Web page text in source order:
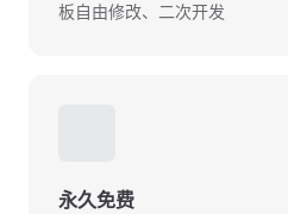
板自由修改、二次开发
永久免费